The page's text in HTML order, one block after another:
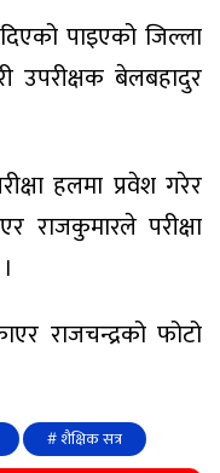
पाइएको जिल्ला
उपरीक्षक बेलबहादुर
हलमा प्रवेश गरेर
राजकुमारले परीक्षा
राजचन्द्रको फोटो
# शैक्षिक सत्र